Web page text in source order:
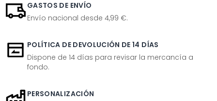
GASTOS DE ENVÍO
Envío nacional desde 4,99 €.
POLÍTICA DE DEVOLUCIÓN DE 14 DÍAS
Dispone de 14 días para revisar la mercancía a
fondo.
PERSONALIZACIÓN